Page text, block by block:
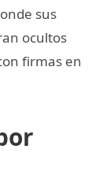
sus
ocultos
firmas en